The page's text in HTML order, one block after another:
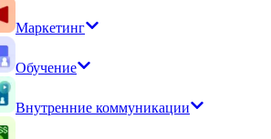
Маркетинг
Обучение
Внутренние коммуникации